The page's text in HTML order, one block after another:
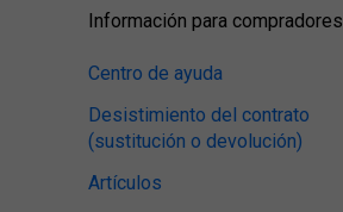
Información para compradores
Centro de ayuda
Desistimiento del contrato
(sustitución o devolución)
Artículos